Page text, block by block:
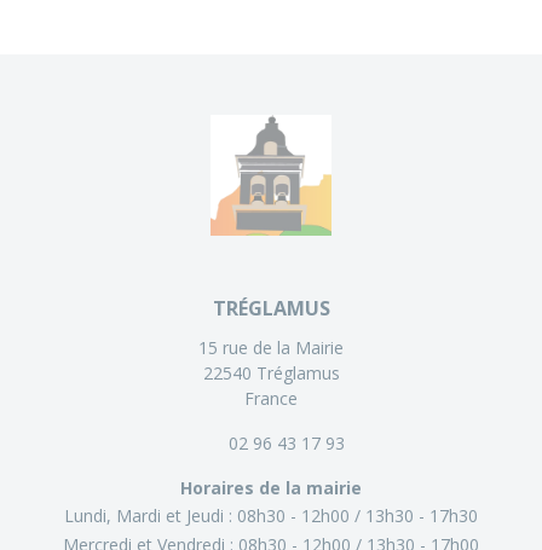
TRÉGLAMUS
15 rue de la Mairie
22540 Tréglamus
France
02 96 43 17 93
Horaires de la mairie
Lundi, Mardi et Jeudi : 08h30 - 12h00
13h30 - 17h30
Mercredi et Vendredi : 08h30 - 12h00 13h30 - 17h00